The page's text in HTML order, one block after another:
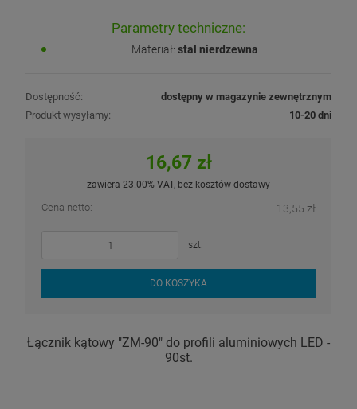
Parametry techniczne:
Materiał: stal nierdzewna
Dostępność:
dostępny w magazynie zewnętrznym
Produkt wysyłamy:
10-20 dni
16,67 zł
zawiera 23.00% VAT, bez kosztów dostawy
Cena netto: 13,55 zł
szt.
DO KOSZYKA
Łącznik kątowy "ZM-90" do profili aluminiowych LED -
90st.